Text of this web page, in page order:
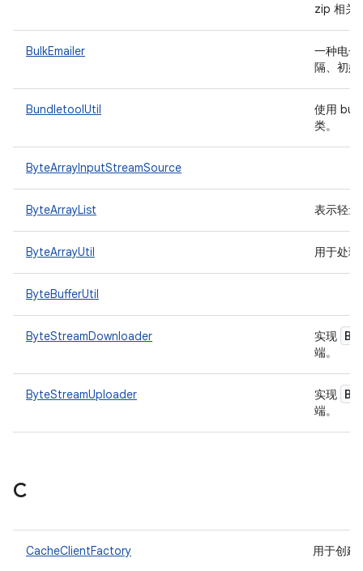
zip 相关
BulkEmailer
一种电子
隔、初
BundletoolUtil
使用
类。
ByteArrayInputStreamSource
ByteArrayList 表示轻
ByteArrayUtil 用于处
ByteBufferUtil
ByteStreamDownloader 实现
端。
ByteStreamUploader 实现
端。
C
CacheClientFactory 用于创建